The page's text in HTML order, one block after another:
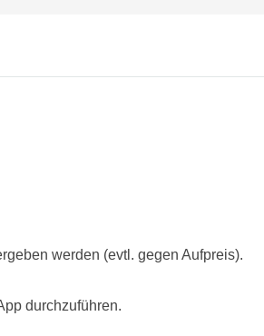
werden (evtl. gegen Aufpreis).
durchzuführen.